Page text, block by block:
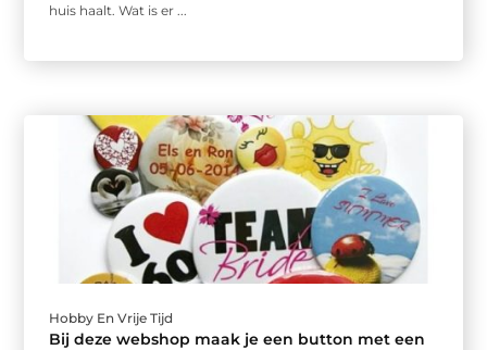
huis haalt. Wat is er ...
Hobby En Vrije Tijd
Bij deze webshop maak je een button met een